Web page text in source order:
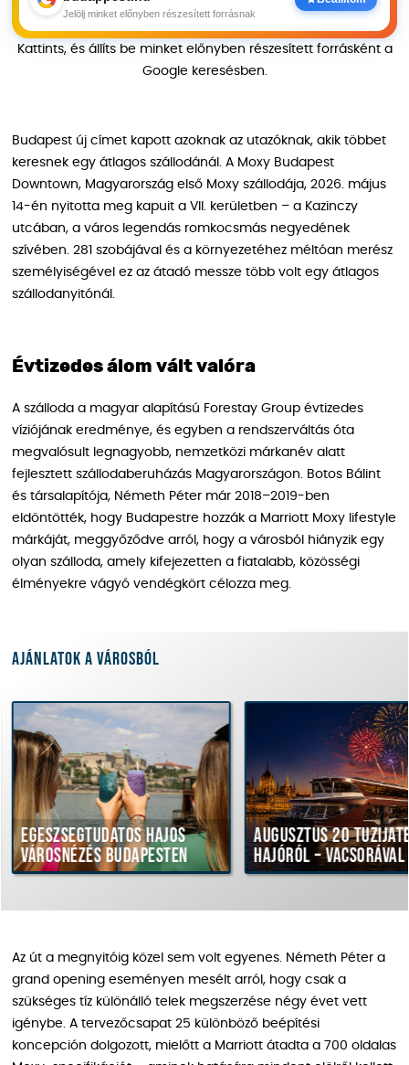
Jelölj minket előnyben részesített forrásnak
Kattints, és állíts be minket előnyben részesített forrásként a
Google keresésben.
Budapest új címet kapott azoknak az utazóknak, akik többet
keresnek egy átlagos szállodánál. A Moxy Budapest
Downtown, Magyarország első Moxy szállodája, 2026. május
14-én nyitotta meg kapuit a VII. kerületben – a Kazinczy
utcában, a város legendás romkocsmás negyedének
szívében. 281 szobájával és a környezetéhez méltóan merész
személyiségével ez az átadó messze több volt egy átlagos
szállodanyitónál.
Évtizedes álom vált valóra
A szálloda a magyar alapítású Forestay Group évtizedes
víziójának eredménye, és egyben a rendszerváltás óta
megvalósult legnagyobb, nemzetközi márkanév alatt
fejlesztett szállodaberuházás Magyarországon. Botos Bálint
és társalapítója, Németh Péter már 2018–2019-ben
eldöntötték, hogy Budapestre hozzák a Marriott Moxy lifestyle
márkáját, meggyőződve arról, hogy a városból hiányzik egy
olyan szálloda, amely kifejezetten a fiatalabb, közösségi
élményekre vágyó vendégkört célozza meg.
Ajánlatok a városból
hajós
Budapesten
Augusztus 20 tűzijáték
hajóról – vacsorával
Az út a megnyitóig közel sem volt egyenes. Németh Péter a
grand opening eseményen mesélt arról, hogy csak a
szükséges tíz különálló telek megszerzése négy évet vett
igénybe. A tervezőcsapat 25 különböző beépítési
koncepción dolgozott, mielőtt a Marriott átadta a 700 oldalas